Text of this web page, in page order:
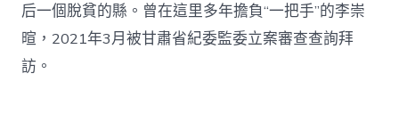
后一個脫貧的縣。曾在這里多年擔負“一把手”的李崇
暄，2021年3月被甘肅省紀委監委立案審查查詢拜
訪。